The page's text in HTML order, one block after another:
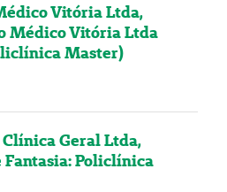
Vitória Ltda,
Médico Vitória Ltda
Master)
Geral Ltda,
Fantasia: Policlínica